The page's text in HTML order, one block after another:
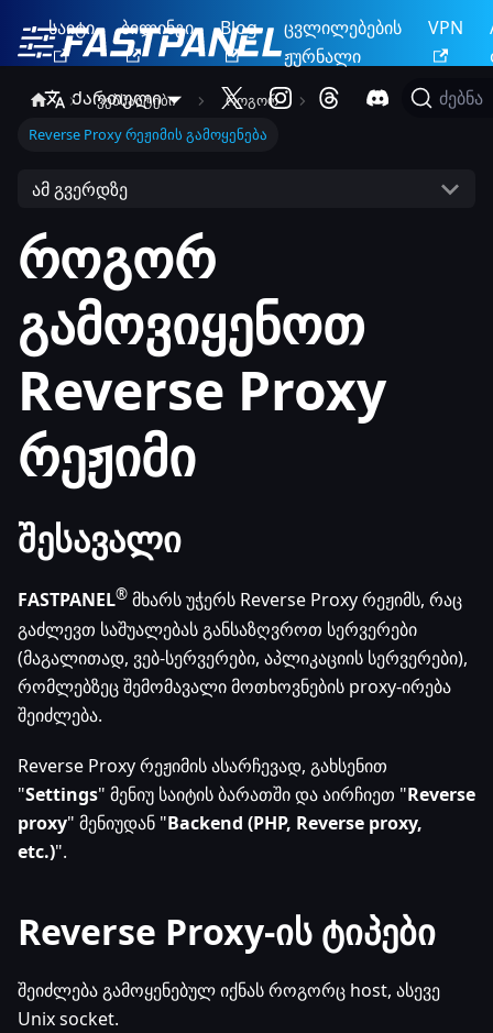
საიტი ბილინგი Blog
ცვლილებების
ჟურნალი
VPN
Ქართული
ძებნა
ვებსაიტები
როგორ
Reverse Proxy რეჟიმის გამოყენება
ამ გვერდზე
როგორ
გამოვიყენოთ
Reverse Proxy
რეჟიმი
შესავალი
FASTPANEL® მხარს უჭერს Reverse Proxy რეჟიმს, რაც
გაძლევთ საშუალებას განსაზღვროთ სერვერები
(მაგალითად, ვებ-სერვერები, აპლიკაციის სერვერები),
რომლებზეც შემომავალი მოთხოვნების proxy-ირება
შეიძლება.
Reverse Proxy რეჟიმის ასარჩევად, გახსენით
"Settings" მენიუ საიტის ბარათში და აირჩიეთ "Reverse
proxy" მენიუდან "Backend (PHP, Reverse proxy,
etc.)".
Reverse Proxy-ის ტიპები
შეიძლება გამოყენებულ იქნას როგორც host, ასევე
Unix socket.